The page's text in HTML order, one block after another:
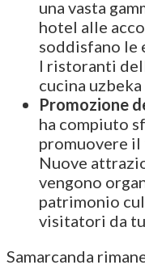
una vasta
hotel alle
soddisfano le
I ristoranti
cucina
Promozione
ha compiuto
promuovere il
Nuove
vengono
patrimonio
visitatori da
Samarcanda